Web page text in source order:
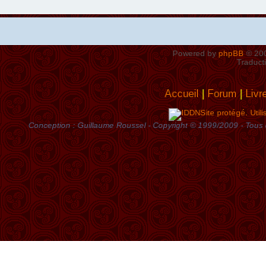
Powered byphpBB©
Accueil| Forum|
Site protégé.
Conception : Guillaume Roussel - Copyright © 1999/2009 -